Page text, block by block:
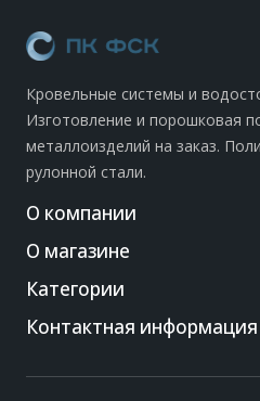
Кровельные системы и
Изготовление и порошковая
металлоизделий на заказ.
рулонной стали.
О компании
О магазине
Категории
Контактная информация